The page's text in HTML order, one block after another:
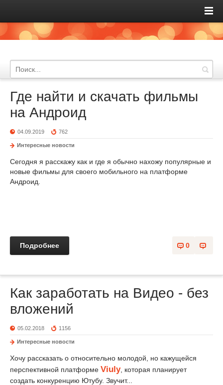
Где найти и скачать фильмы
на Андроид
04.09.2019 762
Интересные новости
Сегодня я расскажу как и где я обычно нахожу популярные и
новые фильмы для своего мобильного на платформе
Андроид.
0
Подробнее
Как заработать на Видео - без
вложений
05.02.2018 1156
Интересные новости
Хочу рассказать о относительно молодой, но кажущейся
перспективной платформе Viuly, которая планирует
создать конкуренцию Ютубу. Звучит...